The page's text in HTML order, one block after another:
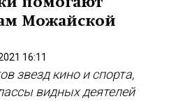
Можайской
16:11
звезд кино и спорта,
видных деятелей